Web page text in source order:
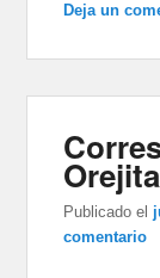
Deja un
Publicado el
comentario